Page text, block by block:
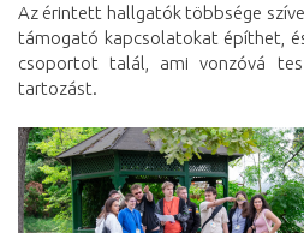
Az érintett hallgatók többsége
támogató kapcsolatokat építhet,
csoportot talál, ami vonzóvá
tartozást.